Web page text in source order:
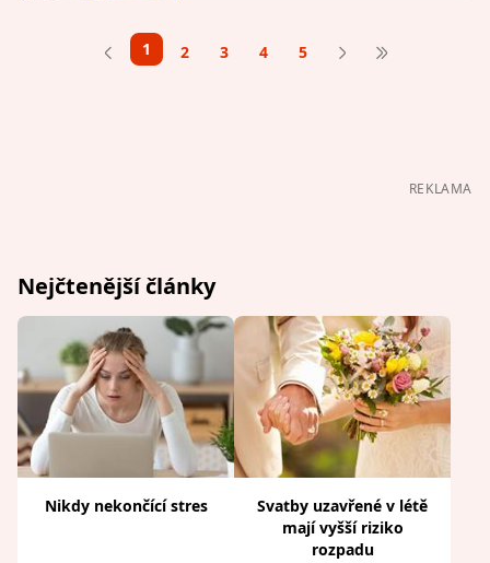
1 2 3 4 5
REKLAMA
Nejčtenější články
Nikdy nekončící stres
Svatby uzavřené v létě
mají vyšší riziko
rozpadu